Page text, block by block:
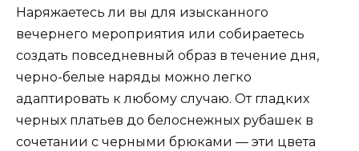
Наряжаетесь ли вы для изысканного
вечернего мероприятия или собираетесь
создать повседневный образ в течение дня,
черно-белые наряды можно легко
адаптировать к любому случаю. От гладких
черных платьев до белоснежных рубашек в
сочетании с черными брюками — эти цвета